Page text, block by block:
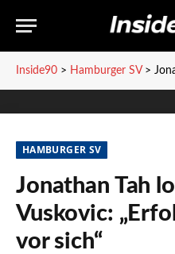
Inside90 > Hamburger SV>
HAMBURGER SV
Jonathan Tah
Vuskovic:
vor sich“